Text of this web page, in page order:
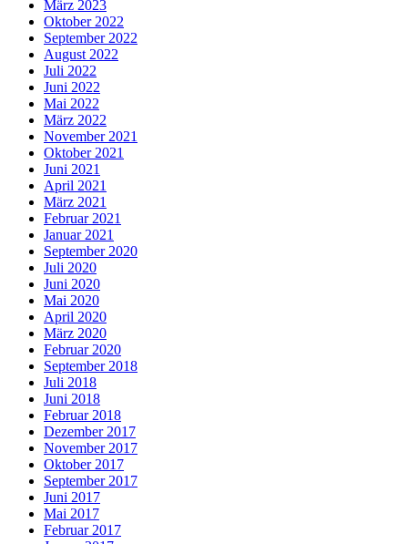
März 2023
Oktober 2022
September 2022
August 2022
Juli 2022
Juni 2022
Mai 2022
März 2022
November 2021
Oktober 2021
Juni 2021
April 2021
März 2021
Februar 2021
Januar 2021
September 2020
Juli 2020
Juni 2020
Mai 2020
April 2020
März 2020
Februar 2020
September 2018
Juli 2018
Juni 2018
Februar 2018
Dezember 2017
November 2017
Oktober 2017
September 2017
Juni 2017
Mai 2017
Februar 2017